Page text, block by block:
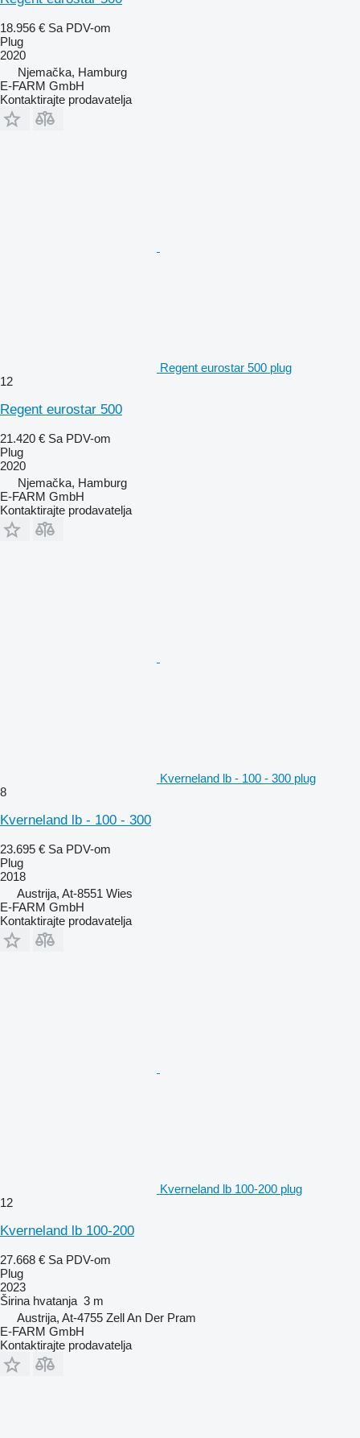
18.956 € Sa PDV-om
Plug
2020
Njemačka, Hamburg
E-FARM GmbH
Kontaktirajte prodavatelja
Regent eurostar 500 plug
12
Regent eurostar 500
21.420 € Sa PDV-om
Plug
2020
Njemačka, Hamburg
E-FARM GmbH
Kontaktirajte prodavatelja
Kverneland lb - 100 - 300 plug
8
Kverneland lb - 100 - 300
23.695 € Sa PDV-om
Plug
2018
Austrija, At-8551 Wies
E-FARM GmbH
Kontaktirajte prodavatelja
Kverneland lb 100-200 plug
12
Kverneland lb 100-200
27.668 € Sa PDV-om
Plug
2023
Širina hvatanja 3 m
Austrija, At-4755 Zell An Der Pram
E-FARM GmbH
Kontaktirajte prodavatelja